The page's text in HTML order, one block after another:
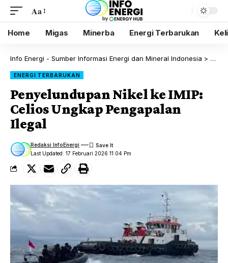
Aa
Home Migas Minerba Energi Terbarukan
Info Energi - Sumber Informasi Energi dan Mineral Indonesia > Blog
ENERGI TERBARUKAN
Penyelundupan Nikel ke IMIP:
Celios Ungkap Pengapalan
Ilegal
Last Updated: 17 Februari 2026 11:04 Pm
Redaksi InfoEnergi